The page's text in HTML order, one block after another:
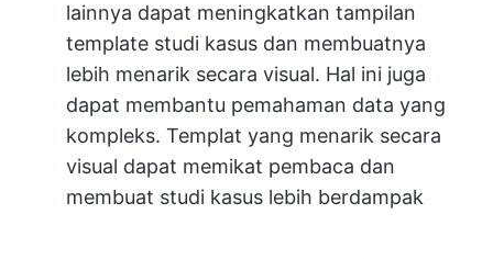
lainnya dapat meningkatkan tampilan
template studi kasus dan membuatnya
lebih menarik secara visual. Hal ini juga
dapat membantu pemahaman data yang
kompleks. Templat yang menarik secara
visual dapat memikat pembaca dan
membuat studi kasus lebih berdampak